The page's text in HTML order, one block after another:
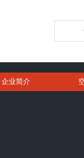
企业简介